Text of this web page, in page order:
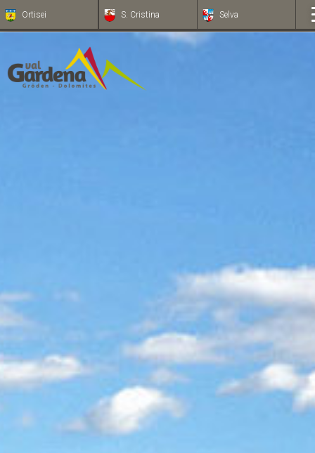
Ortisei S. Cristina Selva